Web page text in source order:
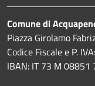
Comune di
Piazza Girolamo
Codice Fiscale e P.
IBAN: IT 73 M